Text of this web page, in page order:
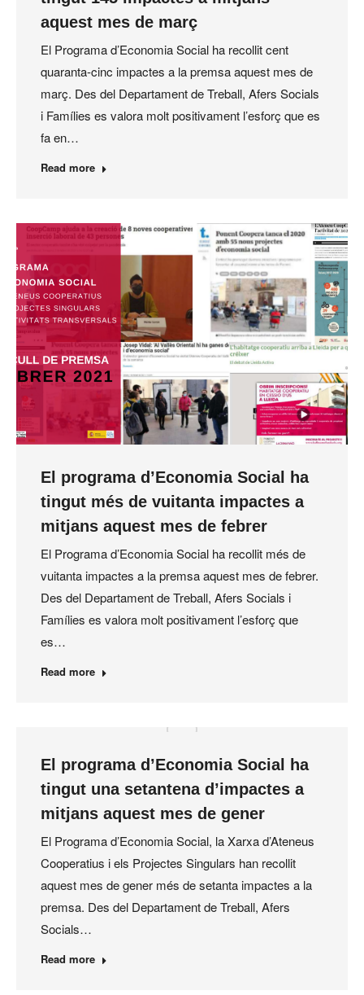
aquest mes de març
El Programa d’Economia Social ha recollit cent
quaranta-cinc impactes a la premsa aquest mes de
març. Des del Departament de Treball, Afers Socials
i Famílies es valora molt positivament l’esforç que es
fa en…
Read more
El programa d’Economia Social ha
tingut més de vuitanta impactes a
mitjans aquest mes de febrer
El Programa d’Economia Social ha recollit més de
vuitanta impactes a la premsa aquest mes de febrer.
Des del Departament de Treball, Afers Socials i
Famílies es valora molt positivament l’esforç que
es…
Read more
El programa d’Economia Social ha
tingut una setantena d’impactes a
mitjans aquest mes de gener
El Programa d’Economia Social, la Xarxa d’Ateneus
Cooperatius i els Projectes Singulars han recollit
aquest mes de gener més de setanta impactes a la
premsa. Des del Departament de Treball, Afers
Socials…
Read more